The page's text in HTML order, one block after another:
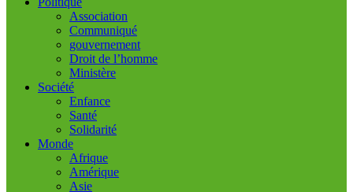
Association
Communiqué
gouvernement
Droit de l’homme
Ministère
Société
Enfance
Santé
Solidarité
Monde
Afrique
Amérique
Asie